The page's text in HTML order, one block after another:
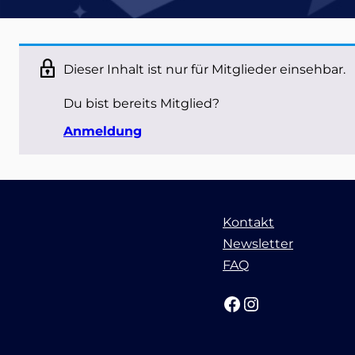
Dieser Inhalt ist nur für Mitglieder einsehbar.
Du bist bereits Mitglied?
Anmeldung
Kontakt
Newsletter
FAQ
Facebook Instagram